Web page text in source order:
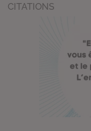
CITATIONS